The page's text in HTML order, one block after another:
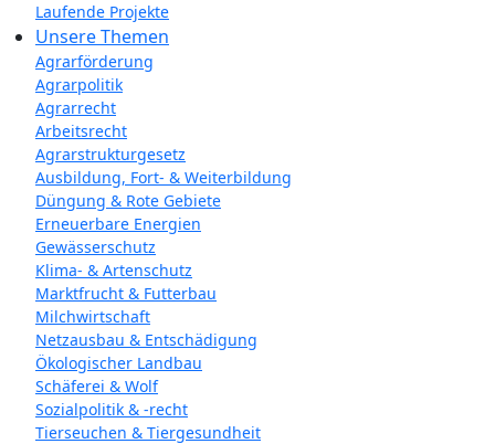
Laufende Projekte
Unsere Themen
Agrarförderung
Agrarpolitik
Agrarrecht
Arbeitsrecht
Agrarstrukturgesetz
Ausbildung, Fort- & Weiterbildung
Düngung & Rote Gebiete
Erneuerbare Energien
Gewässerschutz
Klima- & Artenschutz
Marktfrucht & Futterbau
Milchwirtschaft
Netzausbau & Entschädigung
Ökologischer Landbau
Schäferei & Wolf
Sozialpolitik & -recht
Tierseuchen & Tiergesundheit